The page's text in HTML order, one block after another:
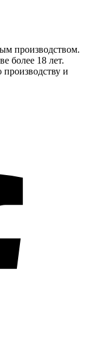
производством.
более 18 лет.
и